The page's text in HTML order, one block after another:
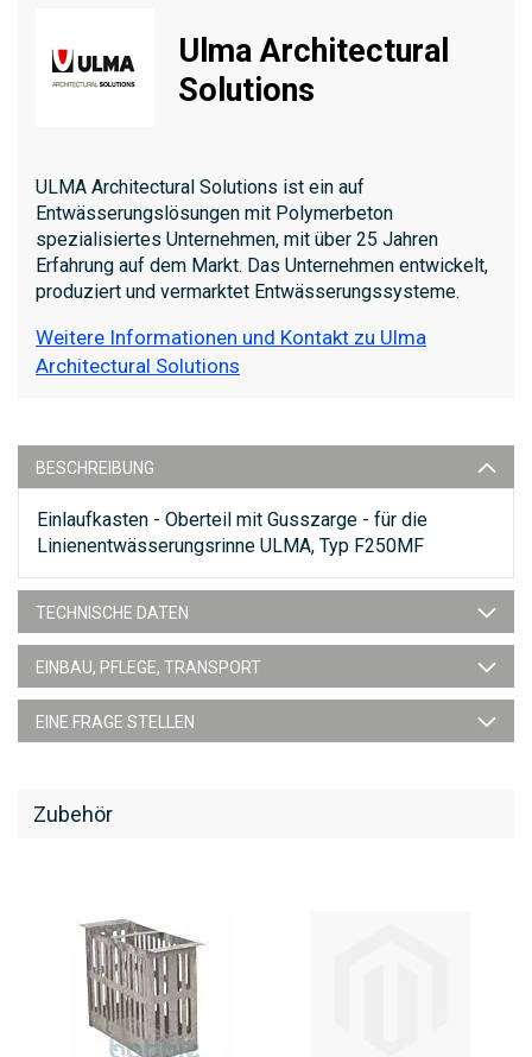
Ulma Architectural
Solutions
ULMA Architectural Solutions ist ein auf
Entwässerungslösungen mit Polymerbeton
spezialisiertes Unternehmen, mit über 25 Jahren
Erfahrung auf dem Markt. Das Unternehmen entwickelt,
produziert und vermarktet Entwässerungssysteme.
Weitere Informationen und Kontakt zu Ulma
Architectural Solutions
BESCHREIBUNG
Einlaufkasten - Oberteil mit Gusszarge - für die
Linienentwässerungsrinne ULMA, Typ F250MF
TECHNISCHE DATEN
EINBAU, PFLEGE, TRANSPORT
EINE FRAGE STELLEN
Zubehör